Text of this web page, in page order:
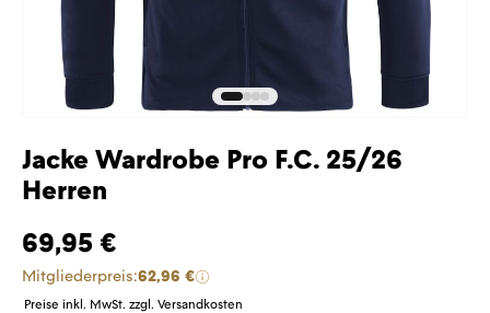
Jacke Wardrobe Pro F.C. 25/26
Herren
69,95 €
Mitgliederpreis:62,96 €
Preise inkl. MwSt. zzgl. Versandkosten